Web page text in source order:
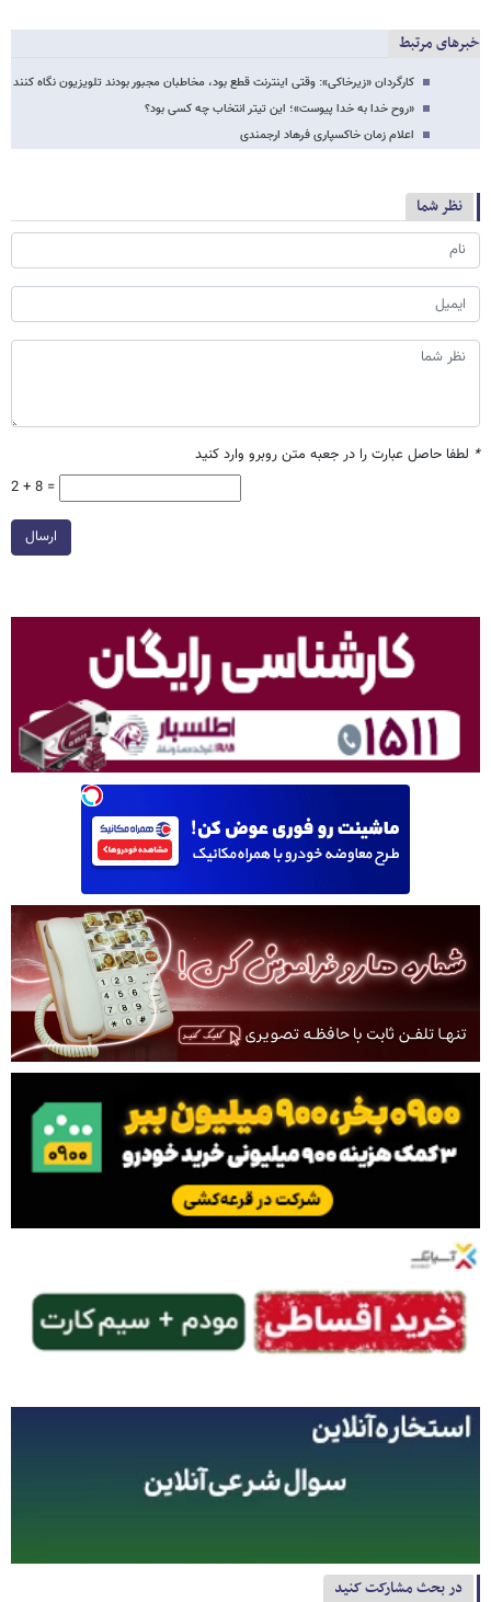
خبرهای مرتبط
کارگردان «زیرخاکی»: وقتی اینترنت قطع بود، مخاطبان مجبور بودند تلویزیون نگاه کنند
«روح خدا به خدا پیوست»؛ این تیتر انتخاب چه کسی بود؟
اعلام زمان خاکسپاری فرهاد ارجمندی
نظر شما
* لطفا حاصل عبارت را در جعبه متن روبرو وارد کنید
2 + 8 =
ارسال
در بحث مشارکت کنید